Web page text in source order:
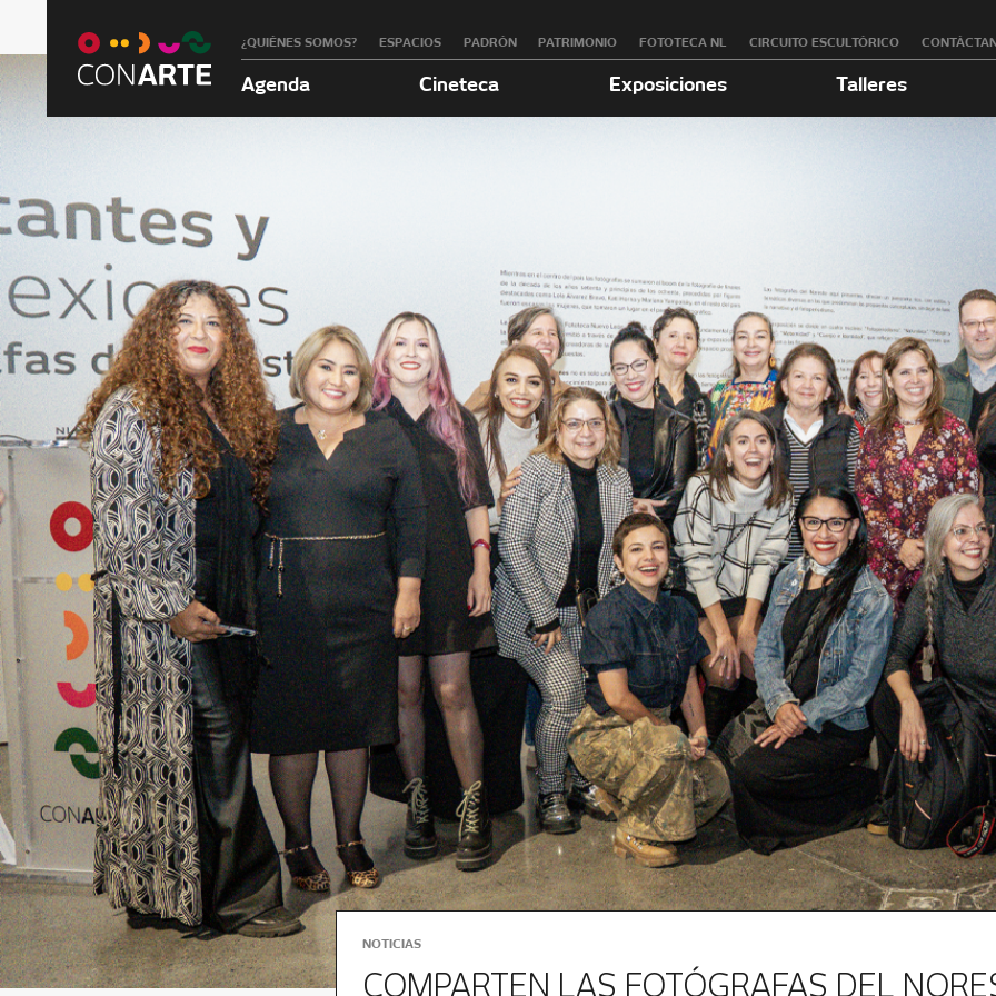
¿QUIÉNES SOMOS? ESPACIOS PADRÓN PATRIMONIO FOTOTECA NL CIRCUITO ESCULTÓRICO
Agenda Cineteca Exposiciones Talleres
NOTICIAS
COMPARTEN LAS FOTÓGRAFAS DEL